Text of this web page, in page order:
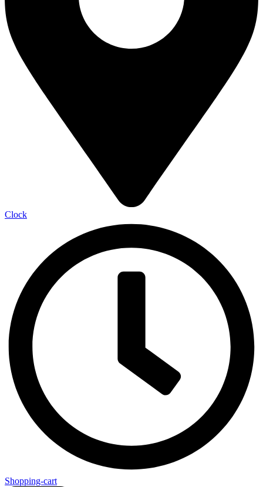
Clock
Shopping-cart